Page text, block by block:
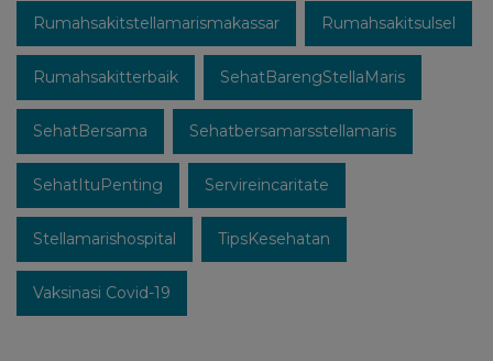
Rumahsakitstellamarismakassar Rumahsakitsulsel
Rumahsakitterbaik SehatBarengStellaMaris
SehatBersama Sehatbersamarsstellamaris
SehatItuPenting Servireincaritate
Stellamarishospital TipsKesehatan
Vaksinasi Covid-19